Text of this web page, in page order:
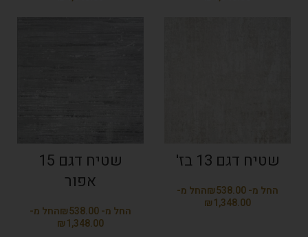
שטיח דגם 13 בז'
₪
₪
שטיח דגם 15
אפור
₪
₪